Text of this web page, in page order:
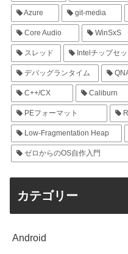
Azure git-media
Core Audio WinSxS
スレッド Intelチップセッ
デバッグランタイム
C++/CX Caliburn
PEフォーマット
Low-Fragmentation Heap
ゼロからのOS自作入門
カテゴリー
Android